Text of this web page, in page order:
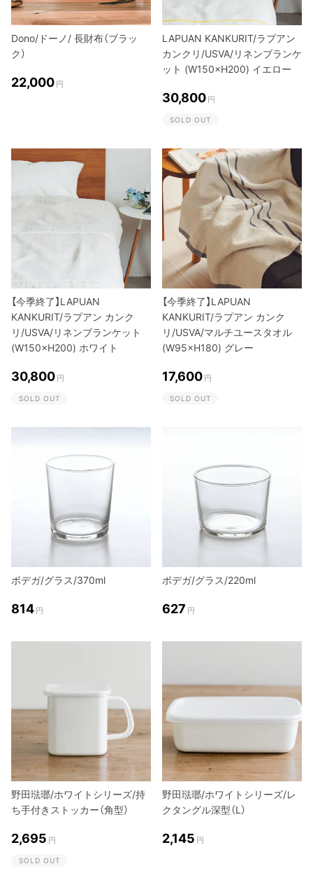
Dono/ドーノ/ 長財布（ブラッ
ク）
22,000 円
LAPUAN KANKURIT/ラプアン
カンクリ/USVA/リネンブランケ
ット (W150×H200) イエロー
30,800 円
SOLD OUT
【今季終了】LAPUAN
KANKURIT/ラプアン カンク
リ/USVA/リネンブランケット
(W150×H200) ホワイト
30,800 円
SOLD OUT
【今季終了】LAPUAN
KANKURIT/ラプアン カンク
リ/USVA/マルチユースタオル
(W95×H180) グレー
17,600 円
SOLD OUT
ボデガ/グラス/370ml
814 円
ボデガ/グラス/220ml
627 円
野田琺瑯/ホワイトシリーズ/持
ち手付きストッカー（角型）
2,695 円
SOLD OUT
野田琺瑯/ホワイトシリーズ/レ
クタングル深型（L）
2,145 円